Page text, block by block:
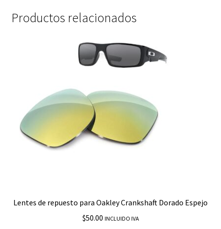
Productos relacionados
Lentes de repuesto para Oakley Crankshaft Dorado Espejo
$50.00 INCLUIDO IVA